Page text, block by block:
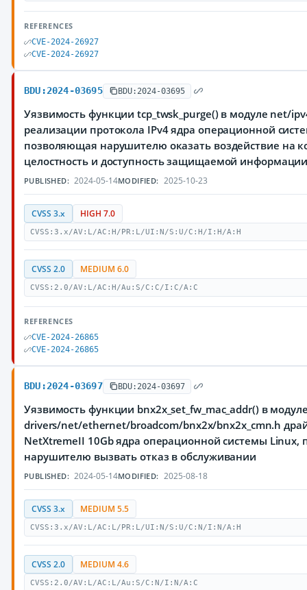
REFERENCES
CVE-2024-26927
CVE-2024-26927
BDU:2024-03695 BDU:2024-03695
Уязвимость функции tcp_twsk_purge() в модуле net/
реализации протокола IPv4 ядра операционной
позволяющая нарушителю оказать воздействие на
целостность и доступность защищаемой
PUBLISHED: 2024-05-14MODIFIED: 2025-10-23
CVSS 3.x HIGH 7.0
CVSS:3.x/AV:L/AC:H/PR:L/UI:N/S:U/C:H/I:H/A:H
CVSS 2.0 MEDIUM 6.0
CVSS:2.0/AV:L/AC:H/Au:S/C:C/I:C/A:C
REFERENCES
CVE-2024-26865
CVE-2024-26865
BDU:2024-03697 BDU:2024-03697
Уязвимость функции bnx2x_set_fw_mac_addr() в
drivers/net/ethernet/broadcom/bnx2x/bnx2x_cmn.h
NetXtremeII 10Gb ядра операционной системы
нарушителю вызвать отказ в обслуживании
PUBLISHED: 2024-05-14MODIFIED: 2025-08-18
CVSS 3.x MEDIUM 5.5
CVSS:3.x/AV:L/AC:L/PR:L/UI:N/S:U/C:N/I:N/A:H
CVSS 2.0 MEDIUM 4.6
CVSS:2.0/AV:L/AC:L/Au:S/C:N/I:N/A:C